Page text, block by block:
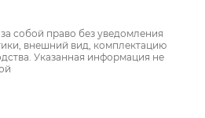
собой право без уведомления
внешний вид, комплектацию
Указанная информация не